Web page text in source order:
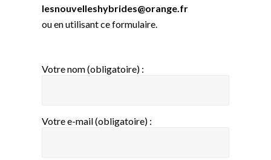
lesnouvelleshybrides@orange.fr
ou en utilisant ce formulaire.
Votre nom (obligatoire) :
Votre e-mail (obligatoire) :